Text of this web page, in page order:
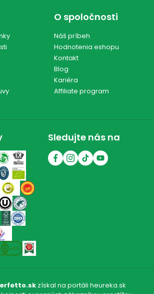
O spoločnosti
Náš príbeh
Hodnotenia eshopu
Kontakt
Blog
Kariéra
Affiliate program
Sledujte nás na
získal na portáli heureka.sk